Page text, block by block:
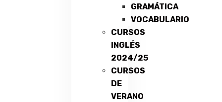
GRAMÁTICA
VOCABULARIO
CURSOS
INGLÉS
2024/25
CURSOS
DE
VERANO